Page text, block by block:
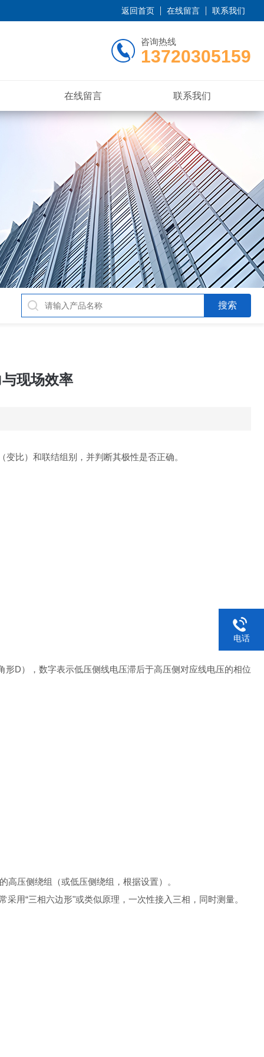
返回首页 在线留言 联系我们
咨询热线
13720305159
在线留言 联系我们
现场效率
比）和联结组别，并判断其极性是否正确。
D），数字表示低压侧线电压滞后于高压侧对应线电压的相位
压侧绕组（或低压侧绕组，根据设置）。
用“三相六边形"或类似原理，一次性接入三相，同时测量。
电话